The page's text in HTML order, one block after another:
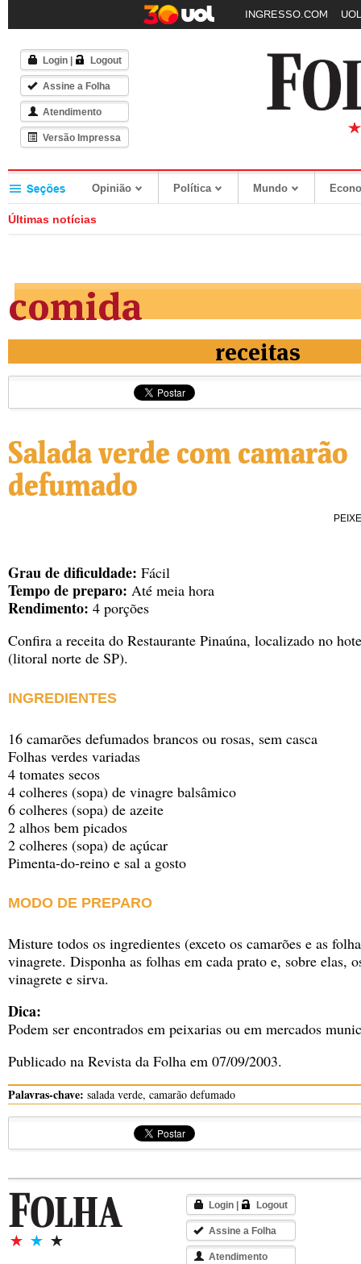
INGRESSO.COM
Login Logout
Assine a Folha
Atendimento
Versão Impressa
Opinião Política Mundo
Últimas notícias
comida
receitas
Salada verde com camarão
defumado
Grau de dificuldade: Fácil
Tempo de preparo: Até meia hora
Rendimento: 4 porções
Confira a receita do Restaurante Pinaúna, localizado no
(litoral norte de SP).
INGREDIENTES
16 camarões defumados brancos ou rosas, sem casca
Folhas verdes variadas
4 tomates secos
4 colheres (sopa) de vinagre balsâmico
6 colheres (sopa) de azeite
2 alhos bem picados
2 colheres (sopa) de açúcar
Pimenta-do-reino e sal a gosto
MODO DE PREPARO
Misture todos os ingredientes (exceto os camarões e as
vinagrete. Disponha as folhas em cada prato e, sobre elas,
vinagrete e sirva.
Dica:
Podem ser encontrados em peixarias ou em mercados
Publicado na Revista da Folha em 07/09/2003.
Palavras-chave: salada verde, camarão defumado
Login Logout
Assine a Folha
Atendimento